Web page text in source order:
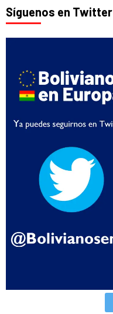
Síguenos en Twitter